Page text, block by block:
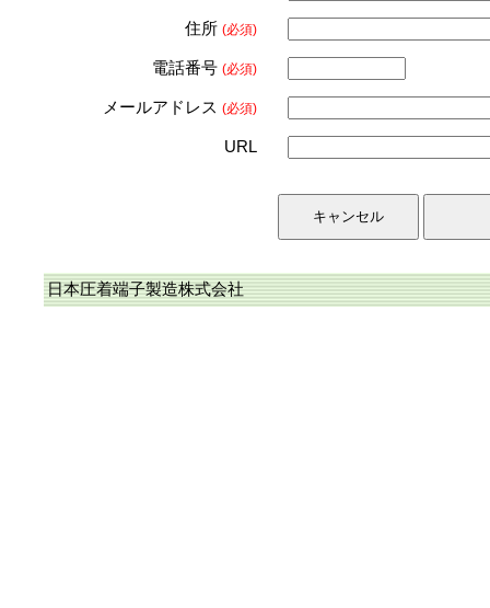
住所 (必須)
電話番号 (必須)
メールアドレス (必須)
URL
日本圧着端子製造株式会社